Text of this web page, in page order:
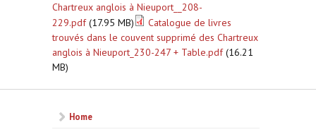
Chartreux anglois à Nieuport__208-
229.pdf(17.95 MB)
Catalogue de livres
trouvés dans le couvent supprimé des Chartreux
anglois à Nieuport_230-247 + Table.pdf(16.21
MB)
Home